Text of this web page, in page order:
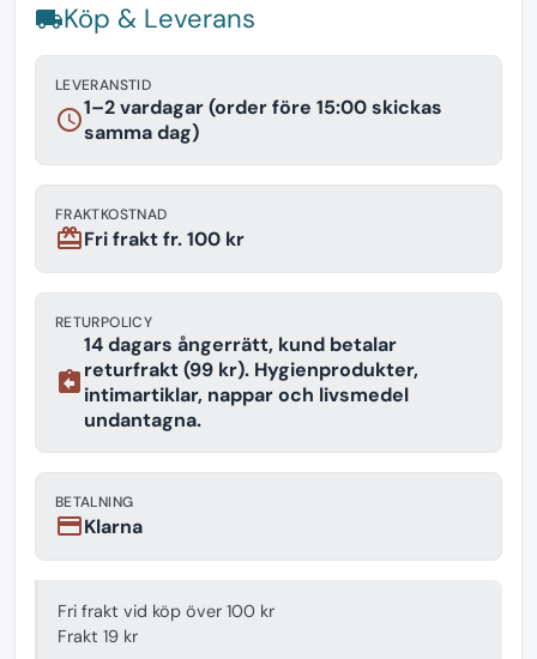
local_shippingKöp & Leverans
LEVERANSTID
schedule1–2 vardagar (order före 15:00 skickas
samma dag)
FRAKTKOSTNAD
redeemFri frakt fr. 100 kr
RETURPOLICY
assignment_return
14 dagars ångerrätt, kund betalar
returfrakt (99 kr). Hygienprodukter,
intimartiklar, nappar och livsmedel
undantagna.
BETALNING
paymentKlarna
Fri frakt vid köp över 100 kr
Frakt 19 kr